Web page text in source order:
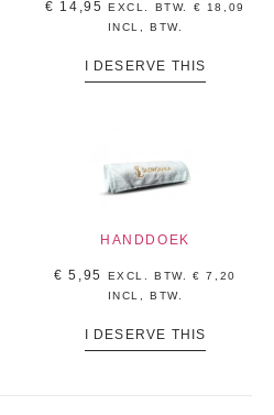
€ 14,95 EXCL. BTW. € 18,09
INCL, BTW.
I DESERVE THIS
HANDDOEK
€ 5,95 EXCL. BTW.€ 7,20
INCL, BTW.
I DESERVE THIS